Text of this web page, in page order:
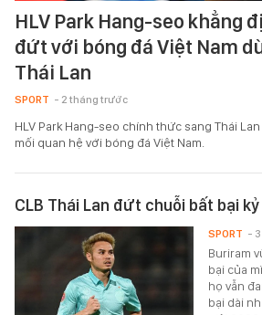
HLV Park Hang-seo khẳng
đứt với bóng đá Việt Nam
Thái Lan
SPORT - 2 tháng trước
HLV Park Hang-seo chính thức sang Thái
mối quan hệ với bóng đá Việt Nam.
CLB Thái Lan đứt chuỗi bất bại
Buriram
bại của
họ vẫn
bại dài
SPORT -